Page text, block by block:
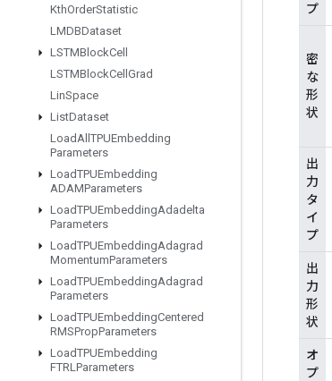
KthOrderStatistic
LMDBDataset
LSTMBlockCell
LSTMBlockCell Grad
LinSpace
ListDataset
LoadAll TPUEmbedding
Parameters
LoadTPUEmbedding
ADAMParameters
LoadTPUEmbeddingAdadelta
Parameters
LoadTPUEmbeddingAdagrad
MomentumParameters
LoadTPUEmbeddingAdagrad
Parameters
LoadTPUEmbeddingCentered
RMSPropParameters
LoadTPUEmbedding
FTRLParameters
プ
密
な
形
状
出
力
タ
イ
プ
出
力
形
状
オ
プ